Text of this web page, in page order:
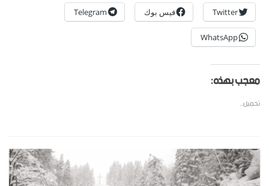
Twitter فيس بوك Telegram
WhatsApp
معجب بهذه:
تحميل...